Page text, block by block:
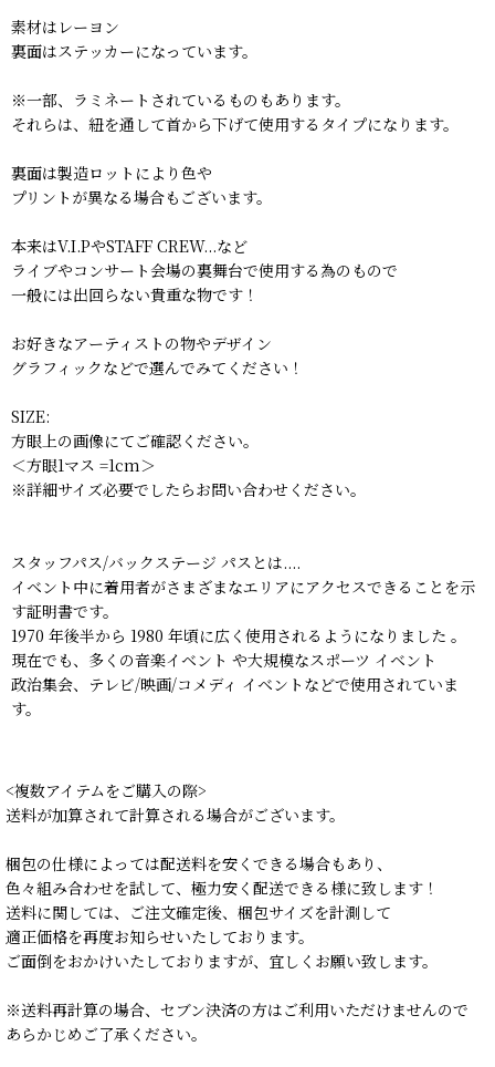
素材はレーヨン
裏面はステッカーになっています。
※一部、ラミネートされているものもあります。
それらは、紐を通して首から下げて使用するタイプになります。
裏面は製造ロットにより色や
プリントが異なる場合もございます。
本来はV.I.PやSTAFF CREW...など
ライブやコンサート会場の裏舞台で使用する為のもので
一般には出回らない貴重な物です！
お好きなアーティストの物やデザイン
グラフィックなどで選んでみてください！
SIZE:
方眼上の画像にてご確認ください。
＜方眼1マス =1cm＞
※詳細サイズ必要でしたらお問い合わせください。
スタッフパス/バックステージ パスとは....
イベント中に着用者がさまざまなエリアにアクセスできることを示
す証明書です。
1970 年後半から 1980 年頃に広く使用されるようになりました 。
現在でも、多くの音楽イベント や大規模なスポーツ イベント
政治集会、テレビ/映画/コメディ イベントなどで使用されていま
す。
<複数アイテムをご購入の際>
送料が加算されて計算される場合がございます。
梱包の仕様によっては配送料を安くできる場合もあり、
色々組み合わせを試して、極力安く配送できる様に致します！
送料に関しては、ご注文確定後、梱包サイズを計測して
適正価格を再度お知らせいたしております。
ご面倒をおかけいたしておりますが、宜しくお願い致します。
※送料再計算の場合、セブン決済の方はご利用いただけませんので
あらかじめご了承ください。